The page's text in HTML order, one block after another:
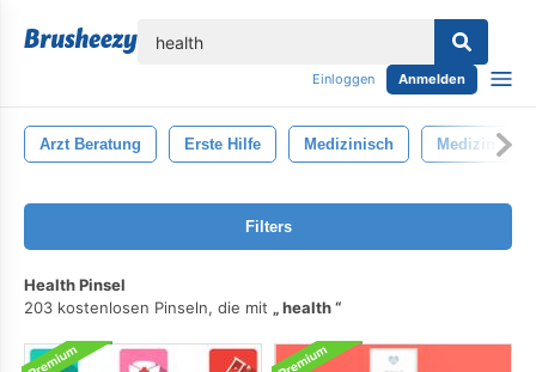
Einloggen Anmelden
Arzt Beratung Erste Hilfe Medizinisch Medizin
Filters
Health Pinsel
203 kostenlosen Pinseln, die mit
health